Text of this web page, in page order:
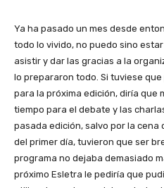
Ya ha pasado un mes desde
todo lo vivido, no puedo sino
asistir y dar las gracias a la
lo prepararon todo. Si tuviese
para la próxima edición, diría que
tiempo para el debate y las
pasada edición, salvo por la cena
del primer día, tuvieron que ser
programa no dejaba demasiado
próximo Esletra le pediría que